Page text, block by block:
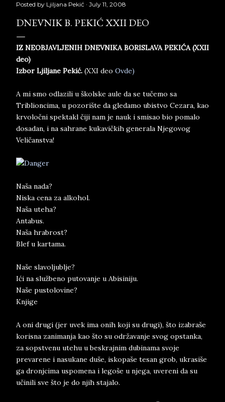
Posted by Ljiljana Pekić July 11, 2008
DNEVNIK B. PEKIĆ XXII DEO
IZ NEOBJAVLJENIH DNEVNIKA BORISLAVA PEKIĆA (XXII
deo)
Izbor Ljiljane Pekić. (XXI deo Ovde)
A mi smo odlazili u školske aule da se tučemo sa
Triblioncima, u pozorište da gledamo ubistvo Cezara, kao
krvoločni spektakl čiji nam je nauk i smisao bio pomalo
dosadan, i na sahrane kukavičkih generala Njegovog
Veličanstva!
Naša nada?
Niska cena za alkohol.
Naša uteha?
Antabus.
Naša hrabrost?
Blef u kartama.
Naše slavoljublje?
Ići na službeno putovanje u Abisiniju.
Naše pustolovine?
Knjige
A oni drugi (jer uvek ima onih koji su drugi), što izabraše
korisna zanimanja kao što su održavanje svog opstanka,
za sopstvenu utehu u beskrajnim dubinama svoje
prevarene i nasukane duše, iskopaše tesan grob, ukrasiše
ga dronjcima uspomena i legoše u njega, uvereni da su
učinili sve što je do njih stajalo.